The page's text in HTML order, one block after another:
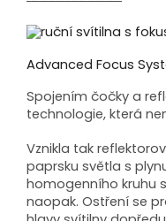
Advanced Focus
Spojením čočky a
technologie, která
Vznikla tak
paprsku světla s
homogenního kruhu
naopak. Ostření se